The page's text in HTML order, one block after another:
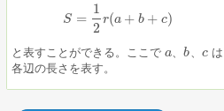
S =
1
2
r(a + b + c)
S =12r(a +b +c)
と表すことができる。ここで a
a 、b
b c
c は
各辺の長さを表す。